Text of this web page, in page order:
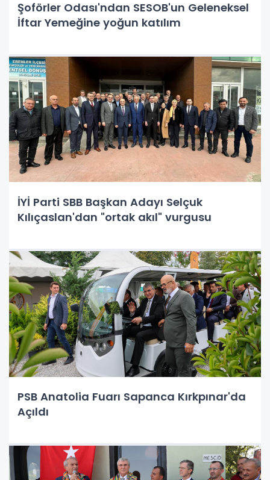
Şoförler Odası'ndan SESOB'un Geleneksel
İftar Yemeğine yoğun katılım
İYİ Parti SBB Başkan Adayı Selçuk
Kılıçaslan'dan "ortak akıl" vurgusu
PSB Anatolia Fuarı Sapanca Kırkpınar'da
Açıldı